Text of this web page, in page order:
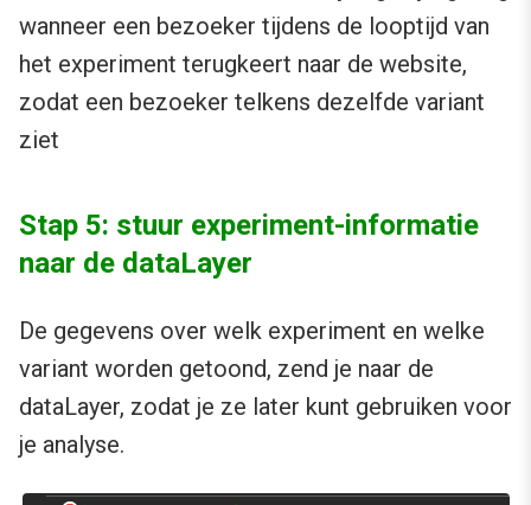
wanneer een bezoeker tijdens de looptijd van
het experiment terugkeert naar de website,
zodat een bezoeker telkens dezelfde variant
ziet
Stap 5: stuur experiment-informatie
naar de dataLayer
De gegevens over welk experiment en welke
variant worden getoond, zend je naar de
dataLayer, zodat je ze later kunt gebruiken voor
je analyse.